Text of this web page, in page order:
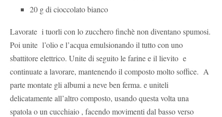
20 g di cioccolato bianco
Lavorate i tuorli con lo zucchero finchè non diventano spumosi.
Poi unite l’olio e l’acqua emulsionando il tutto con uno
sbattitore elettrico. Unite di seguito le farine e il lievito e
continuate a lavorare, mantenendo il composto molto soffice. A
parte montate gli albumi a neve ben ferma. e uniteli
delicatamente all’altro composto, usando questa volta una
spatola o un cucchiaio , facendo movimenti dal basso verso